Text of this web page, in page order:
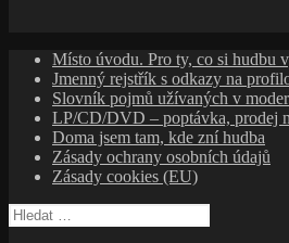
Místo úvodu. Pro ty, co si hudbu
Jmenný rejstřík s odkazy na
Slovník pojmů užívaných v
LP/CD/DVD – poptávka, prodej
Doma jsem tam, kde zní hudba
Zásady ochrany osobních údajů
Zásady cookies (EU)
Vyhledávání